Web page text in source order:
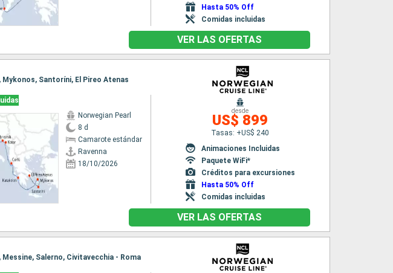
Hasta 50% Off
Comidas incluidas
VER LAS OFERTAS
Santoríni, El Pireo Atenas
Norwegian Pearl
8 d
Camarote estándar
Ravenna
18/10/2026
desde
US$ 899
Tasas: +US$ 240
Animaciones Incluidas
Paquete WiFi*
Créditos para excursiones
Hasta 50% Off
Comidas incluidas
VER LAS OFERTAS
Salerno, Civitavecchia - Roma